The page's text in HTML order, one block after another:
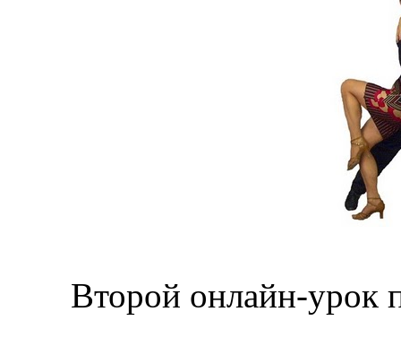
Второй онлайн-урок